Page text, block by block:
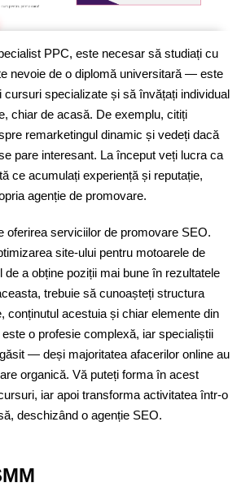
PPC, este necesar să studiați cu
nevoie de o diplomă universitară — este
cursuri specializate și să învățați individual
chiar de acasă. De exemplu, citiți
remarketingul dinamic și vedeți dacă
pare interesant. La început veți lucra ca
ce acumulați experiență și reputație,
agenție de promovare.
oferirea serviciilor de promovare SEO.
site-ului pentru motoarele de
de a obține poziții mai bune în rezultatele
trebuie să cunoașteți structura
conținutul acestuia și chiar elemente din
o profesie complexă, iar specialiștii
— deși majoritatea afacerilor online au
organică. Vă puteți forma în acest
iar apoi transforma activitatea într-o
deschizând o agenție SEO.